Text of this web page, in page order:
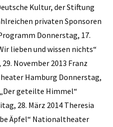
Kultur, der Stiftung
privaten Sponsoren
Donnerstag, 17.
lieben und wissen nichts“
November 2013 Franz
Hamburg Donnerstag,
geteilte Himmel“
28. März 2014 Theresia
Äpfel“ Nationaltheater